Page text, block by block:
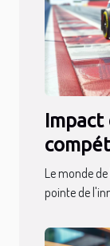
Le monde
pointe de